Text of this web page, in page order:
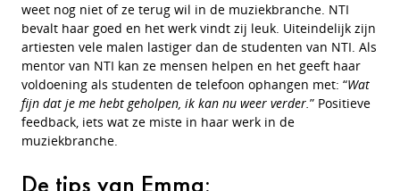
weet nog niet of ze terug wil in de muziekbranche. NTI
bevalt haar goed en het werk vindt zij leuk. Uiteindelijk zijn
artiesten vele malen lastiger dan de studenten van NTI. Als
mentor van NTI kan ze mensen helpen en het geeft haar
voldoening als studenten de telefoon ophangen met: “Wat
fijn dat je me hebt geholpen, ik kan nu weer verder.” Positieve
feedback, iets wat ze miste in haar werk in de
muziekbranche.
De tips van Emma: